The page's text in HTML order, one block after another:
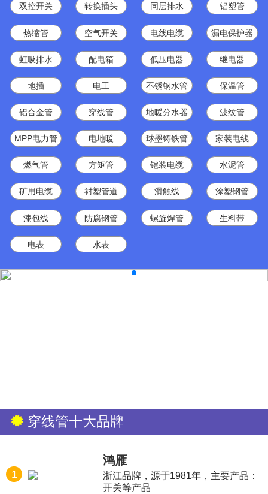
双控开关 转换插头 同层排水 铝塑管
热缩管 空气开关 电线电缆 漏电保护器
虹吸排水 配电箱 低压电器 继电器
地插 电工 不锈钢水管 保温管
铝合金管 穿线管 地暖分水器 波纹管
MPP电力管 电地暖 球墨铸铁管 家装电线
燃气管 方矩管 铠装电缆 水泥管
矿用电缆 衬塑管道 滑触线 涂塑钢管
漆包线 防腐钢管 螺旋焊管 生料带
电表 水表
穿线管十大品牌
1
鸿雁
浙江品牌，源于1981年，主要产品：
开关等产品